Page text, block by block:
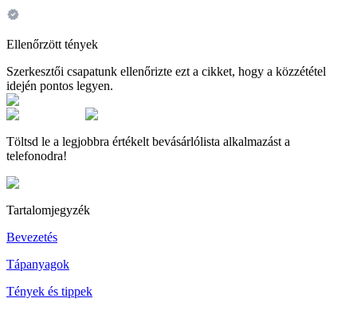
Ellenőrzött tények
Szerkesztői csapatunk ellenőrizte ezt a cikket, hogy a közzététel
idején pontos legyen.
Töltsd le a legjobbra értékelt bevásárlólista alkalmazást a
telefonodra!
Tartalomjegyzék
Bevezetés
Tápanyagok
Tények és tippek